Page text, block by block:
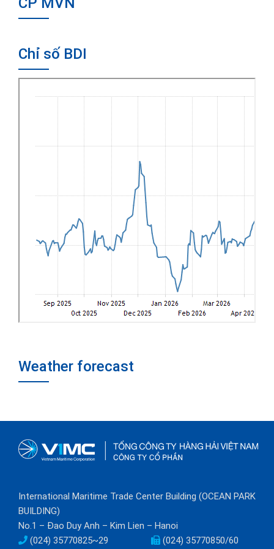
Chỉ số BDI
Weather forecast
International Maritime Trade Center Building (OCEAN PARK
BUILDING)
No.1 – Đao Duy Anh – Kim Lien – Hanoi
(024) 35770825~29
(024) 35770850/60